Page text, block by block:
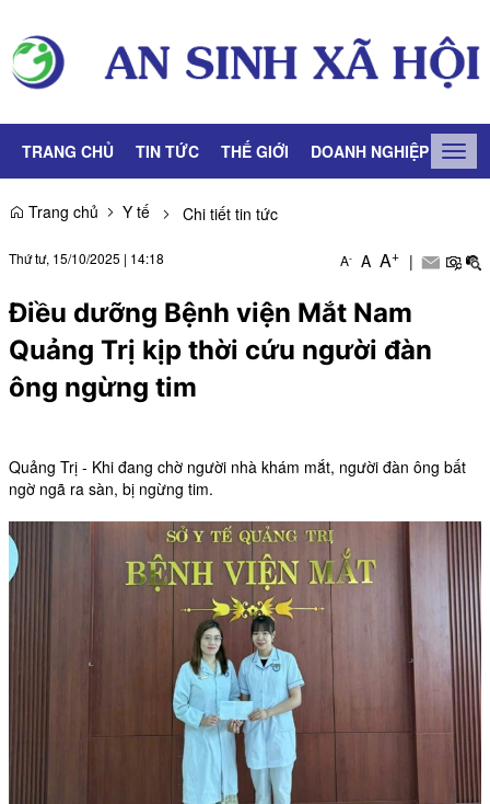
TRANG CHỦ TIN TỨC THẾ GIỚI DOANH NGHIỆP LAO
Trang chủ
Y tế Chi tiết tin tức
Thứ tư, 15/10/2025 | 14:18 A- A A+ |
Điều dưỡng Bệnh viện Mắt Nam
Quảng Trị kịp thời cứu người đàn
ông ngừng tim
Quảng Trị - Khi đang chờ người nhà khám mắt, người đàn ông bất
ngờ ngã ra sàn, bị ngừng tim.